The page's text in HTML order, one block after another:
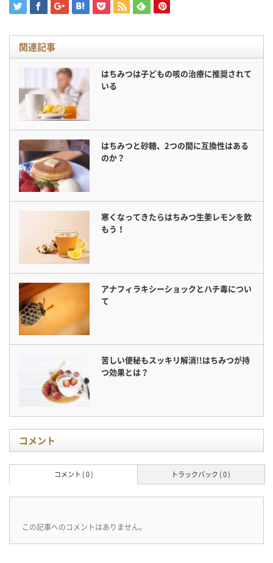
関連記事
はちみつは子どもの咳の治療に推奨されて
いる
はちみつと砂糖、2つの間に互換性はある
のか？
寒くなってきたらはちみつ生姜レモンを飲
もう！
アナフィラキシーショックとハチ毒につい
て
苦しい便秘もスッキリ解消!!はちみつが持
つ効果とは？
コメント
トラックバック ( 0 )
コメント ( 0 )
この記事へのコメントはありません。